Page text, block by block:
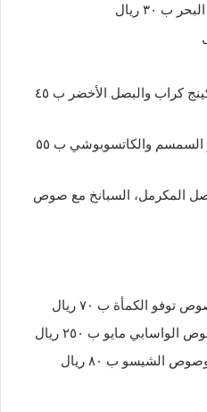
٣٠ ريال
شوربه الميسو البيضاء مع كينج كراب والبصل الأخضر ب ٤٥
الباذنجان الساخن مع ميسو السمسم والكاتسوبوشي ب ٥٥
المكرمل، السبانخ مع صوص
الكمأة ب ٧٠ ريال
مايو ب ٢٥٠ ريال
الشيسو ب ٨٠ ريال